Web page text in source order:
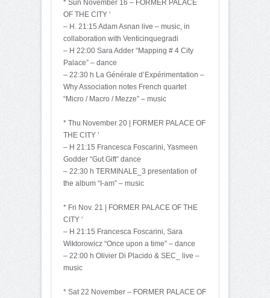
* Sun November 16 – FORMER PALACE
OF THE CITY ‘
– H. 21:15 Adam Asnan live – music, in
collaboration with Venticinquegradi
– H 22:00 Sara Adder “Mapping # 4 City
Palace” – dance
– 22:30 h La Générale d’Expérimentation –
Why Association notes French quartet
“Micro / Macro / Mezze” – music
* Thu November 20 | FORMER PALACE OF
THE CITY ‘
– H 21:15 Francesca Foscarini, Yasmeen
Godder “Gut Gift” dance
– 22:30 h TERMINALE_3 presentation of
the album “I-am” – music
* Fri Nov. 21 | FORMER PALACE OF THE
CITY ‘
– H 21:15 Francesca Foscarini, Sara
Wiktorowicz “Once upon a time” – dance
– 22:00 h Olivier Di Placido & SEC_ live –
music
* Sat 22 November – FORMER PALACE OF